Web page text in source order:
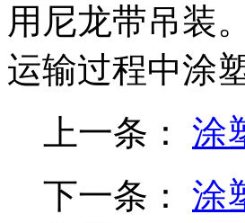
用尼龙带吊装
运输过程中涂
上一条： 涂
下一条： 涂